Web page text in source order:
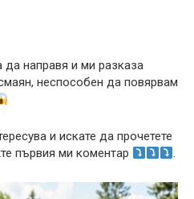
направя и ми разказа
неспособен да повярвам
и искате да прочетете
първия ми коментар
.